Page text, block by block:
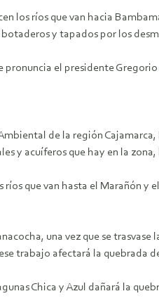
los ríos que van hacia
botaderos y tapados por los
pronuncia el presidente
de la región
y acuíferos que hay en la
que van hasta el Marañón
una vez que se
trabajo afectará la
Chica y Azul dañará la